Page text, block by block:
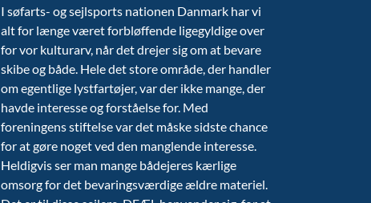
I søfarts- og sejlsports nationen Danmark har vi
alt for længe været forbløffende ligegyldige over
for vor kulturarv, når det drejer sig om at bevare
skibe og både. Hele det store område, der handler
om egentlige lystfartøjer, var der ikke mange, der
havde interesse og forståelse for. Med
foreningens stiftelse var det måske sidste chance
for at gøre noget ved den manglende interesse.
Heldigvis ser man mange bådejeres kærlige
omsorg for det bevaringsværdige ældre materiel.